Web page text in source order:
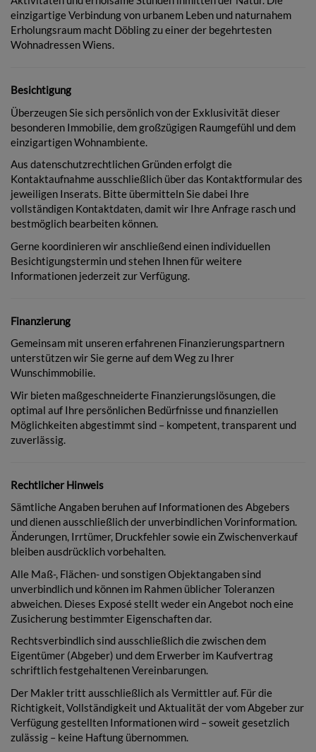
einzigartige Verbindung von urbanem Leben und naturnahem
Erholungsraum macht Döbling zu einer der begehrtesten
Wohnadressen Wiens.
Besichtigung
Überzeugen Sie sich persönlich von der Exklusivität dieser
besonderen Immobilie, dem großzügigen Raumgefühl und dem
einzigartigen Wohnambiente.
Aus datenschutzrechtlichen Gründen erfolgt die
Kontaktaufnahme ausschließlich über das Kontaktformular des
jeweiligen Inserats. Bitte übermitteln Sie dabei Ihre
vollständigen Kontaktdaten, damit wir Ihre Anfrage rasch und
bestmöglich bearbeiten können.
Gerne koordinieren wir anschließend einen individuellen
Besichtigungstermin und stehen Ihnen für weitere
Informationen jederzeit zur Verfügung.
Finanzierung
Gemeinsam mit unseren erfahrenen Finanzierungspartnern
unterstützen wir Sie gerne auf dem Weg zu Ihrer
Wunschimmobilie.
Wir bieten maßgeschneiderte Finanzierungslösungen, die
optimal auf Ihre persönlichen Bedürfnisse und finanziellen
Möglichkeiten abgestimmt sind – kompetent, transparent und
zuverlässig.
Rechtlicher Hinweis
Sämtliche Angaben beruhen auf Informationen des Abgebers
und dienen ausschließlich der unverbindlichen Vorinformation.
Änderungen, Irrtümer, Druckfehler sowie ein Zwischenverkauf
bleiben ausdrücklich vorbehalten.
Alle Maß-, Flächen- und sonstigen Objektangaben sind
unverbindlich und können im Rahmen üblicher Toleranzen
abweichen. Dieses Exposé stellt weder ein Angebot noch eine
Zusicherung bestimmter Eigenschaften dar.
Rechtsverbindlich sind ausschließlich die zwischen dem
Eigentümer (Abgeber) und dem Erwerber im Kaufvertrag
schriftlich festgehaltenen Vereinbarungen.
Der Makler tritt ausschließlich als Vermittler auf. Für die
Richtigkeit, Vollständigkeit und Aktualität der vom Abgeber zur
Verfügung gestellten Informationen wird – soweit gesetzlich
zulässig – keine Haftung übernommen.